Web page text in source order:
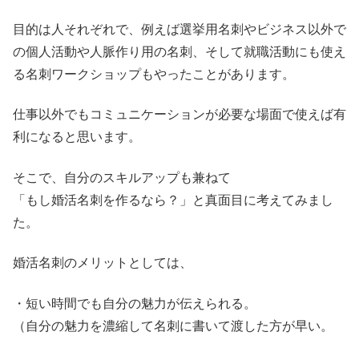
目的は人それぞれで、例えば選挙用名刺やビジネス以外で
の個人活動や人脈作り用の名刺、そして就職活動にも使え
る名刺ワークショップもやったことがあります。
仕事以外でもコミュニケーションが必要な場面で使えば有
利になると思います。
そこで、自分のスキルアップも兼ねて
「もし婚活名刺を作るなら？」と真面目に考えてみまし
た。
婚活名刺のメリットとしては、
・短い時間でも自分の魅力が伝えられる。
（自分の魅力を濃縮して名刺に書いて渡した方が早い。